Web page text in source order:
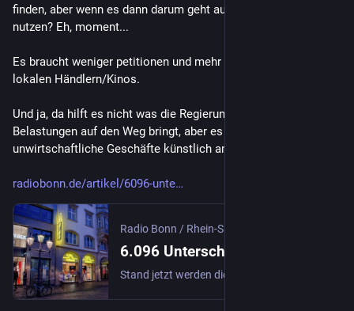
finden, aber wenn es dann darum geht auch das Angebot zu
nutzen? Eh, moment...
Es braucht weniger petitionen und mehr Umsatz bei den
lokalen Händlern/Kinos.
Und ja, da hilft es nicht was die Regierung hier gerade mit den
Belastungen auf den Weg bringt, aber es hilft dann auch nicht
unwirtschaftliche Geschäfte künstlich am leben zu erhalten.
radiobonn.de/artikel/6096-unte
Radio Bonn / Rhein-Sieg